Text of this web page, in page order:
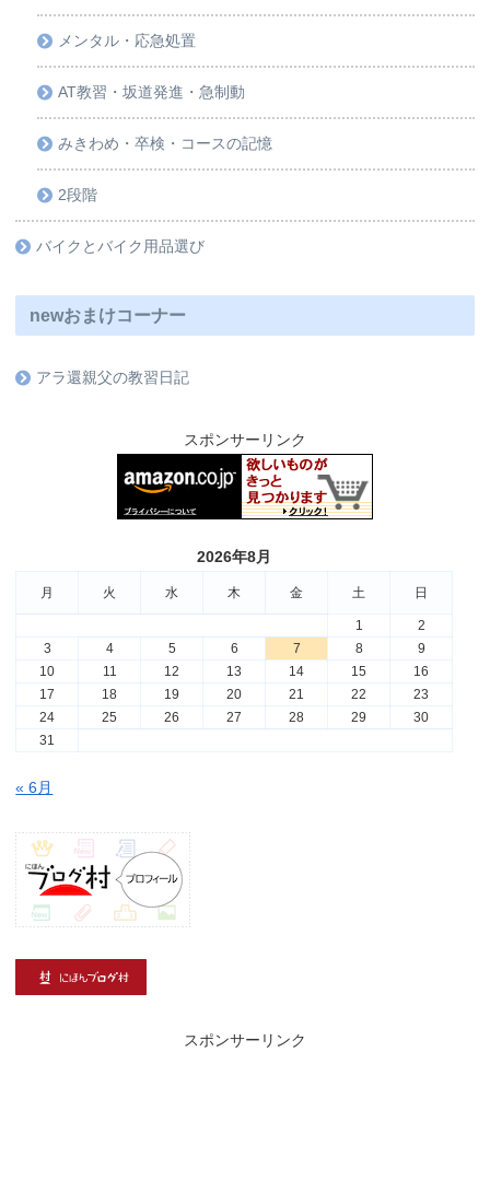
メンタル・応急処置
AT教習・坂道発進・急制動
みきわめ・卒検・コースの記憶
2段階
バイクとバイク用品選び
newおまけコーナー
アラ還親父の教習日記
スポンサーリンク
2026年8月
月 火 水 木 金 土 日
1
2
3
4 5 6 7 8
9
10
11 12 13 14 15
16
17
18 19 20 21 22
23
24
25 26 27 28 29
30
31
« 6月
スポンサーリンク